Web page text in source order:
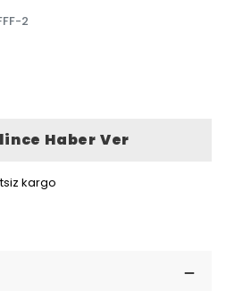
2
Haber Ver
kargo